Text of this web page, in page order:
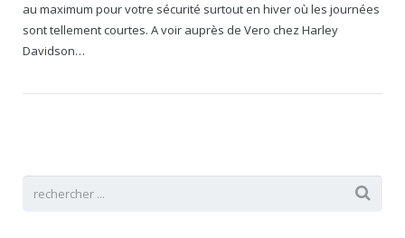
au maximum pour votre sécurité surtout en hiver où les journées
sont tellement courtes. A voir auprès de Vero chez Harley
Davidson…